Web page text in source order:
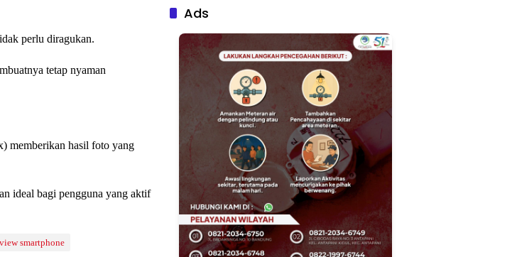
perlu diragukan.
tetap nyaman
memberikan hasil foto yang
ideal bagi pengguna yang aktif
smartphone
Ads